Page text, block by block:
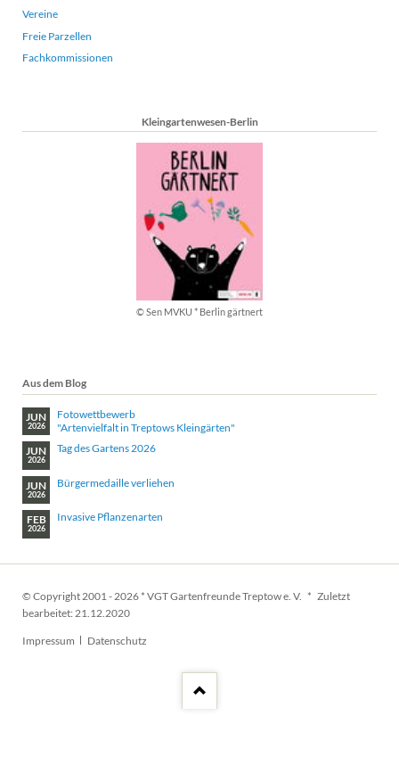
Vereine
Freie Parzellen
Fachkommissionen
Kleingartenwesen-Berlin
© Sen MVKU * Berlin gärtnert
Aus dem Blog
JUN
2026
Fotowettbewerb
"Artenvielfalt in Treptows Kleingärten"
JUN
2026
Tag des Gartens 2026
JUN
2026
Bürgermedaille verliehen
FEB
2026
Invasive Pflanzenarten
© Copyright 2001 - 2026 * VGT Gartenfreunde Treptow e. V. * Zuletzt
bearbeitet: 21.12.2020
Navigation
Impressum Datenschutz